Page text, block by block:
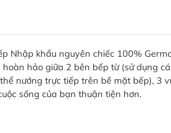
Nhập khẩu nguyên chiếc 100%
hảo giữa 2 bên bếp từ (sử dụng
nướng trực tiếp trên bề mặt bếp), 3
sống của bạn thuận tiện hơn.